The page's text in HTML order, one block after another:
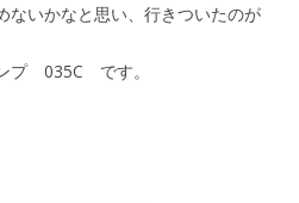
ないかなと思い、行きついたのが
プ 035C です。